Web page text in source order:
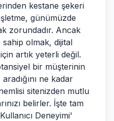
kestane şekeri
günümüzde
zorundadır. Ancak
olmak, dijital
artık yeterli değil.
bir müşterinin
ne kadar
sitenizden mutlu
belirler. İşte tam
Deneyimi'